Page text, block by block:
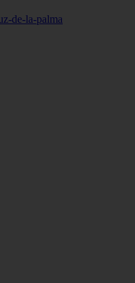
de-la-palma